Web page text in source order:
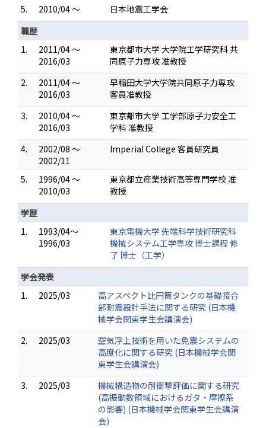
5. 2010/04 ～
日本地震工学会
職歴
1.
2011/04 ～
2016/03
東京都市大学 大学院工学研究科 共
同原子力専攻 准教授
2.
2011/04 ～
2016/03
早稲田大学大学院共同原子力専攻
客員准教授
3.
2010/04 ～
2016/03
東京都市大学 工学部原子力安全工
学科 准教授
4.
2002/08 ～
2002/11
Imperial College 客員研究員
5.
1996/04 ～
2010/03
東京都立産業技術高等専門学校 准
教授
学歴
1.
1993/04～
1996/03
東京電機大学 先端科学技術研究科
機械システム工学専攻 博士課程 修
了 博士（工学）
学会発表
1.
2025/03
高アスペクト比円筒タンクの基礎接合
部耐震設計手法に関する研究 (日本機
械学会関東学生会講演会)
2.
2025/03
空気浮上技術を用いた免震システムの
高度化に関する研究 (日本機械学会関
東学生会講演会)
3.
2025/03
機械構造物の耐衝撃評価に関する研究
(高振動数領域におけるガタ・摩擦系
の影響) (日本機械学会関東学生会講演
会)